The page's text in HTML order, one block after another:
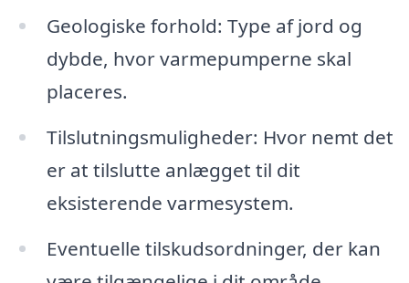
Geologiske forhold: Type af jord og
dybde, hvor varmepumperne skal
placeres.
Tilslutningsmuligheder: Hvor nemt det
er at tilslutte anlægget til dit
eksisterende varmesystem.
Eventuelle tilskudsordninger, der kan